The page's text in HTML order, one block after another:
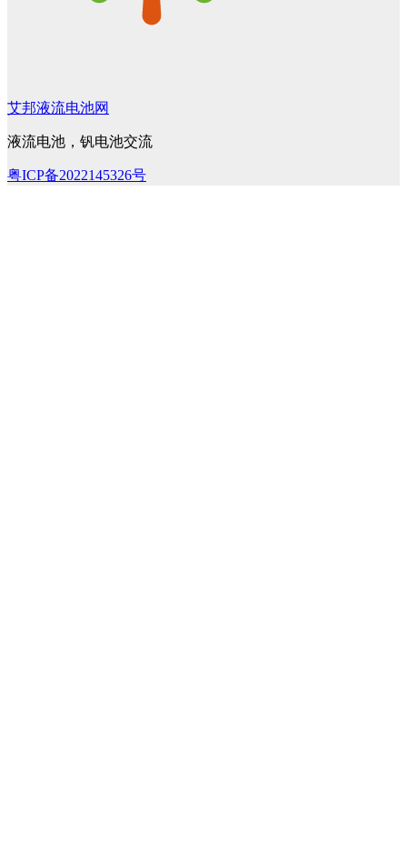
艾邦液流电池网
液流电池，钒电池交流
粤ICP备2022145326号